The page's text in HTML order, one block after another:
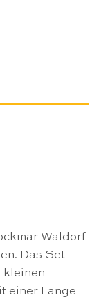
Waldorf
Das Set
kleinen
einer Länge